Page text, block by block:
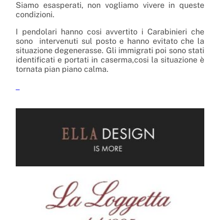
Siamo esasperati, non vogliamo vivere in queste
condizioni.
I pendolari hanno cosi avvertito i Carabinieri che
sono intervenuti sul posto e hanno evitato che la
situazione degenerasse. Gli immigrati poi sono stati
identificati e portati in caserma,cosi la situazione è
tornata pian piano calma.